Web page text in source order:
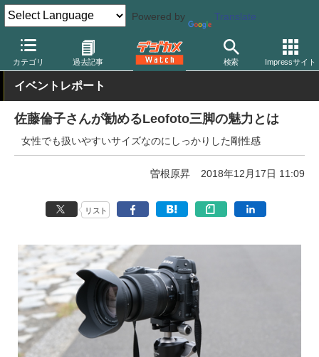
Powered by Translate
カテゴリ 過去記事 検索 Impressサイト
デジカメ Watch 撮影用品 三脚/一脚/雲台 レオフォト
イベントレポート
佐藤倫子さんが勧めるLeofoto三脚の魅力とは
女性でも扱いやすいサイズなのにしっかりした剛性感
曽根原昇 2018年12月17日 11:09
リスト